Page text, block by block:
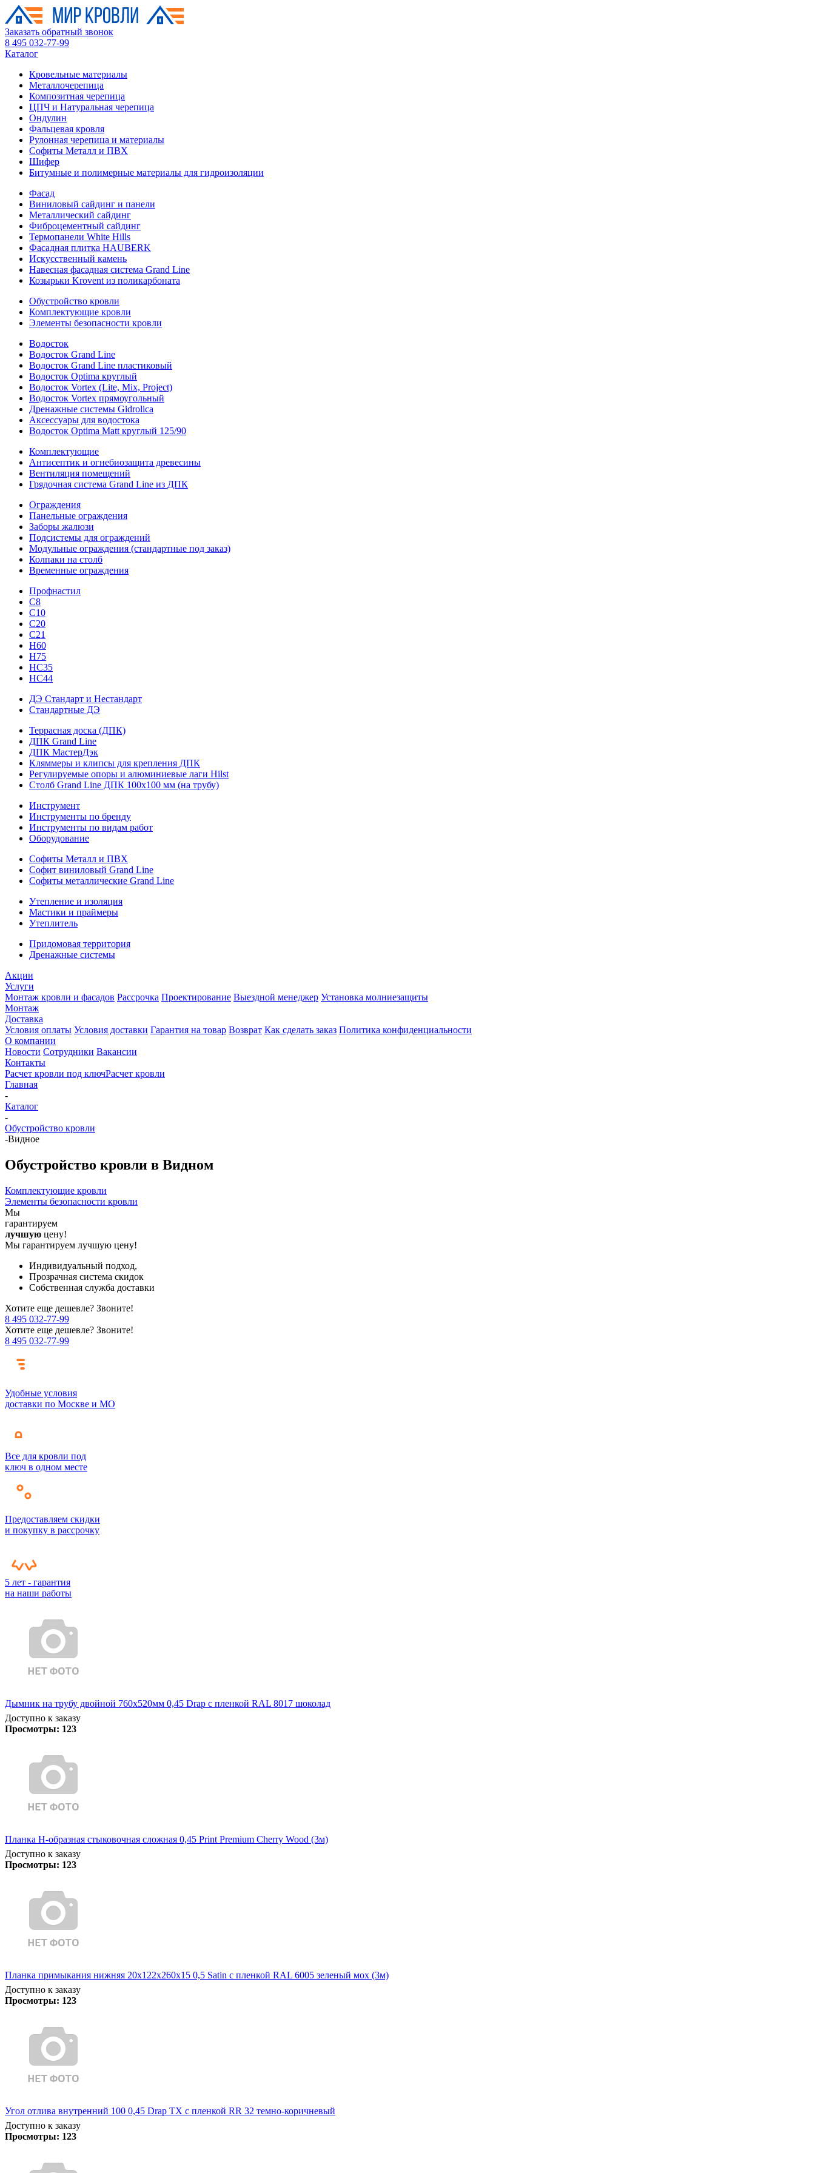
Заказать обратный звонок
8 495 032-77-99
Каталог
Кровельные материалы
Металлочерепица
Композитная черепица
ЦПЧ и Натуральная черепица
Ондулин
Фальцевая кровля
Рулонная черепица и материалы
Софиты Металл и ПВХ
Шифер
Битумные и полимерные материалы для гидроизоляции
Фасад
Виниловый сайдинг и панели
Металлический сайдинг
Фиброцементный сайдинг
Термопанели White Hills
Фасадная плитка HAUBERK
Искусственный камень
Навесная фасадная система Grand Line
Козырьки Krovent из поликарбоната
Обустройство кровли
Комплектующие кровли
Элементы безопасности кровли
Водосток
Водосток Grand Line
Водосток Grand Line пластиковый
Водосток Optima круглый
Водосток Vortex (Lite, Mix, Project)
Водосток Vortex прямоугольный
Дренажные системы Gidrolica
Аксессуары для водостока
Водосток Optima Matt круглый 125/90
Комплектующие
Антисептик и огнебиозащита древесины
Вентиляция помещений
Грядочная система Grand Line из ДПК
Ограждения
Панельные ограждения
Заборы жалюзи
Подсистемы для ограждений
Модульные ограждения (стандартные под заказ)
Колпаки на столб
Временные ограждения
Профнастил
С8
С10
С20
С21
H60
H75
HС35
НС44
ДЭ Стандарт и Нестандарт
Стандартные ДЭ
Террасная доска (ДПК)
ДПК Grand Line
ДПК МастерДэк
Кляммеры и клипсы для крепления ДПК
Регулируемые опоры и алюминиевые лаги Hilst
Столб Grand Line ДПК 100х100 мм (на трубу)
Инструмент
Инструменты по бренду
Инструменты по видам работ
Оборудование
Софиты Металл и ПВХ
Софит виниловый Grand Line
Софиты металлические Grand Line
Утепление и изоляция
Мастики и праймеры
Утеплитель
Придомовая территория
Дренажные системы
Акции
Услуги
Монтаж кровли и фасадов Рассрочка Проектирование Выездной менеджер Установка молниезащиты
Монтаж
Доставка
Условия оплаты Условия доставки Гарантия на товар Возврат Как сделать заказ Политика конфиденциальности
О компании
Новости Сотрудники Вакансии
Контакты
Расчет кровли под ключРасчет кровли
Главная
-
Каталог
-
Обустройство кровли
-Видное
Обустройство кровли в Видном
Комплектующие кровли
Элементы безопасности кровли
Мы
гарантируем
лучшую цену!
Мы гарантируем лучшую цену!
Индивидуальный подход,
Прозрачная система скидок
Собственная служба доставки
Хотите еще дешевле? Звоните!
8 495 032-77-99
Хотите еще дешевле? Звоните!
8 495 032-77-99
Удобные условия
доставки по Москве и МО
Все для кровли под
ключ в одном месте
Предоставляем скидки
и покупку в рассрочку
5 лет - гарантия
на наши работы
Дымник на трубу двойной 760х520мм 0,45 Drap с пленкой RAL 8017 шоколад
Доступно к заказу
Просмотры: 123
Планка Н-образная стыковочная сложная 0,45 Print Premium Cherry Wood (3м)
Доступно к заказу
Просмотры: 123
Планка примыкания нижняя 20х122х260х15 0,5 Satin с пленкой RAL 6005 зеленый мох (3м)
Доступно к заказу
Просмотры: 123
Угол отлива внутренний 100 0,45 Drap TX с пленкой RR 32 темно-коричневый
Доступно к заказу
Просмотры: 123